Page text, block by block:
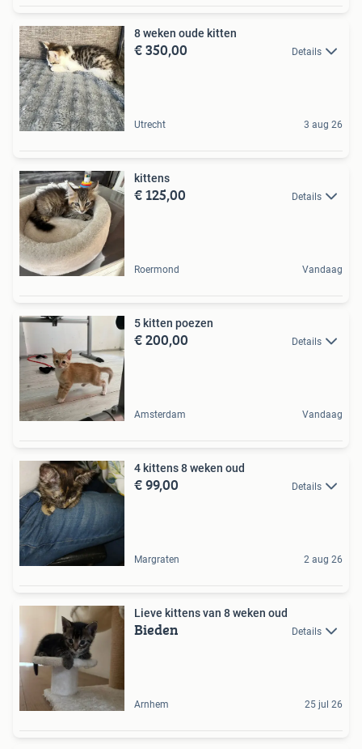
8 weken oude kitten
€ 350,00 Details
Utrecht 3 aug 26
kittens
€ 125,00 Details
Roermond Vandaag
5 kitten poezen
€ 200,00 Details
Amsterdam Vandaag
4 kittens 8 weken oud
€ 99,00 Details
Margraten 2 aug 26
Lieve kittens van 8 weken oud
Bieden Details
Arnhem 25 jul 26